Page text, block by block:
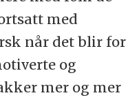
med
når det blir for
og
mer og mer